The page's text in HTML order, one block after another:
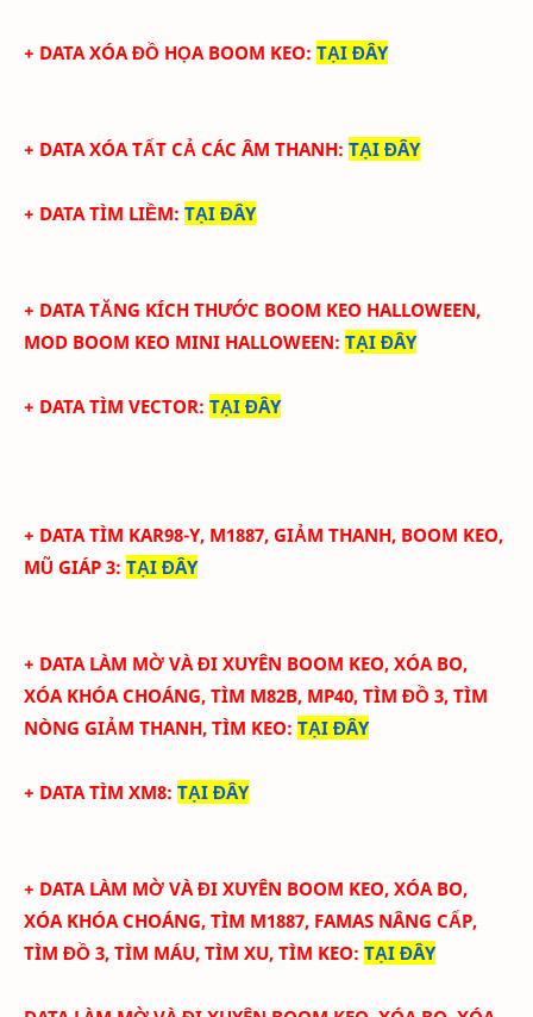
+ DATA XÓA ĐỒ HỌA BOOM KEO: TẠI ĐÂY
+ DATA XÓA TẤT CẢ CÁC ÂM THANH: TẠI ĐÂY
+ DATA TÌM LIỀM: TẠI ĐÂY
+ DATA TĂNG KÍCH THƯỚC BOOM KEO HALLOWEEN,
MOD BOOM KEO MINI HALLOWEEN: TẠI ĐÂY
+ DATA TÌM VECTOR: TẠI ĐÂY
+ DATA TÌM KAR98-Y, M1887, GIẢM THANH, BOOM KEO,
MŨ GIÁP 3: TẠI ĐÂY
+ DATA LÀM MỜ VÀ ĐI XUYÊN BOOM KEO, XÓA BO,
XÓA KHÓA CHOÁNG, TÌM M82B, MP40, TÌM ĐỒ 3, TÌM
NÒNG GIẢM THANH, TÌM KEO: TẠI ĐÂY
+ DATA TÌM XM8: TẠI ĐÂY
+ DATA LÀM MỜ VÀ ĐI XUYÊN BOOM KEO, XÓA BO,
XÓA KHÓA CHOÁNG, TÌM M1887, FAMAS NÂNG CẤP,
TÌM ĐỒ 3, TÌM MÁU, TÌM XU, TÌM KEO: TẠI ĐÂY